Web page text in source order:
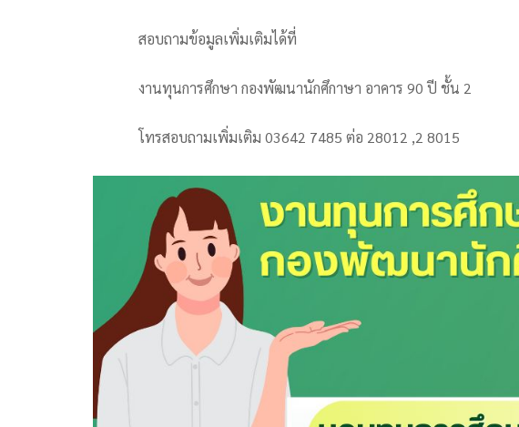
สอบถามข้อมูลเพิ่มเติมได้ที่
งานทุนการศึกษา กองพัฒนานักศึกาษา อาคาร 90 ปี ชั้น 2
โทรสอบถามเพิ่มเติม 03642 7485 ต่อ 28012 ,2 8015